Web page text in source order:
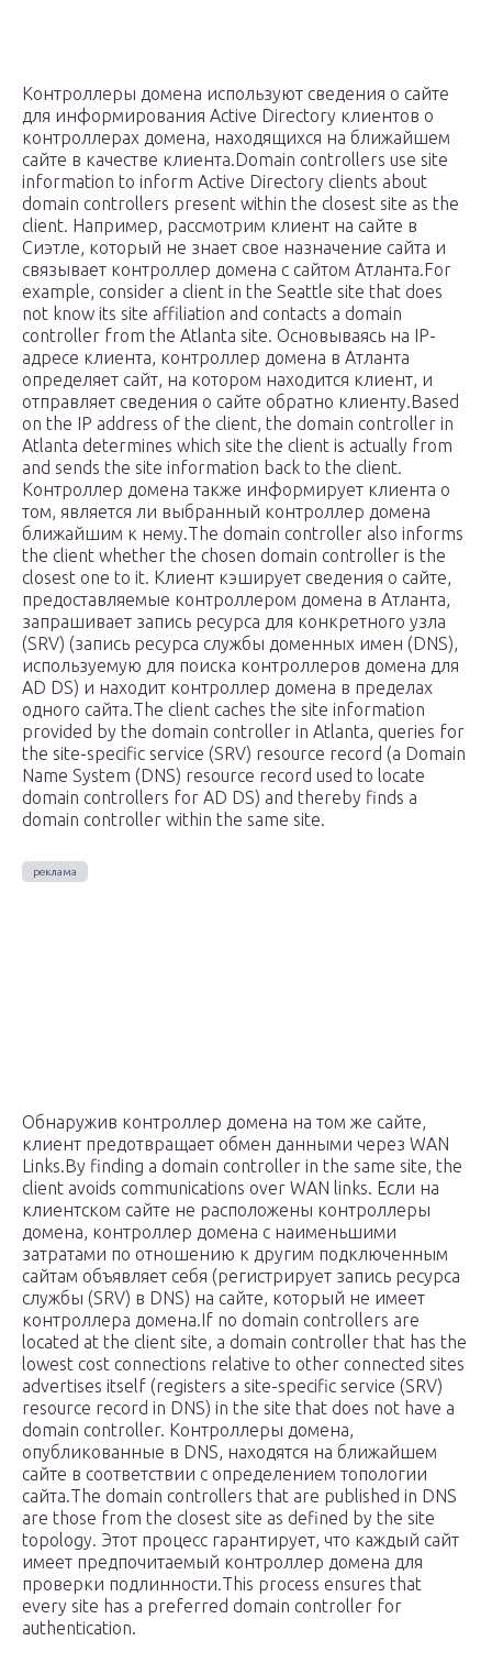
Контроллеры домена используют сведения о сайте
для информирования Active Directory клиентов о
контроллерах домена, находящихся на ближайшем
сайте в качестве клиента.Domain controllers use site
information to inform Active Directory clients about
domain controllers present within the closest site as the
client. Например, рассмотрим клиент на сайте в
Сиэтле, который не знает свое назначение сайта и
связывает контроллер домена с сайтом Атланта.For
example, consider a client in the Seattle site that does
not know its site affiliation and contacts a domain
controller from the Atlanta site. Основываясь на IP-
адресе клиента, контроллер домена в Атланта
определяет сайт, на котором находится клиент, и
отправляет сведения о сайте обратно клиенту.Based
on the IP address of the client, the domain controller in
Atlanta determines which site the client is actually from
and sends the site information back to the client.
Контроллер домена также информирует клиента о
том, является ли выбранный контроллер домена
ближайшим к нему.The domain controller also informs
the client whether the chosen domain controller is the
closest one to it. Клиент кэширует сведения о сайте,
предоставляемые контроллером домена в Атланта,
запрашивает запись ресурса для конкретного узла
(SRV) (запись ресурса службы доменных имен (DNS),
используемую для поиска контроллеров домена для
AD DS) и находит контроллер домена в пределах
одного сайта.The client caches the site information
provided by the domain controller in Atlanta, queries for
the site-specific service (SRV) resource record (a Domain
Name System (DNS) resource record used to locate
domain controllers for AD DS) and thereby finds a
domain controller within the same site.
Обнаружив контроллер домена на том же сайте,
клиент предотвращает обмен данными через WAN
Links.By finding a domain controller in the same site, the
client avoids communications over WAN links. Если на
клиентском сайте не расположены контроллеры
домена, контроллер домена с наименьшими
затратами по отношению к другим подключенным
сайтам объявляет себя (регистрирует запись ресурса
службы (SRV) в DNS) на сайте, который не имеет
контроллера домена.If no domain controllers are
located at the client site, a domain controller that has the
lowest cost connections relative to other connected sites
advertises itself (registers a site-specific service (SRV)
resource record in DNS) in the site that does not have a
domain controller. Контроллеры домена,
опубликованные в DNS, находятся на ближайшем
сайте в соответствии с определением топологии
сайта.The domain controllers that are published in DNS
are those from the closest site as defined by the site
topology. Этот процесс гарантирует, что каждый сайт
имеет предпочитаемый контроллер домена для
проверки подлинности.This process ensures that
every site has a preferred domain controller for
authentication.